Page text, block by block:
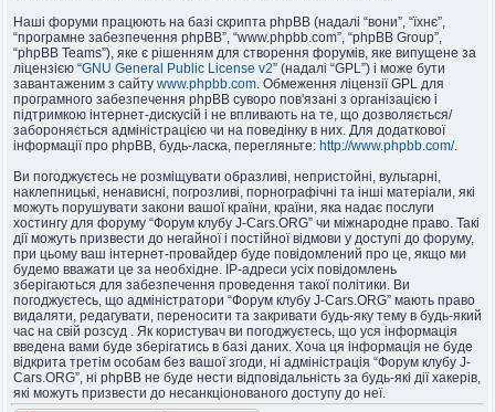
Наші форуми працюють на базі скрипта phpBB (надалі “вони”, “їхнє”,
“програмне забезпечення phpBB”, “www.phpbb.com”, “phpBB Group”,
“phpBB Teams”), яке є рішенням для створення форумів, яке випущене за
ліцензією “GNU General Public License v2” (надалі “GPL”) і може бути
завантаженим з сайту www.phpbb.com. Обмеження ліцензії GPL для
програмного забезпечення phpBB суворо пов'язані з організацією і
підтримкою інтернет-дискусій і не впливають на те, що дозволяється/
забороняється адміністрацією чи на поведінку в них. Для додаткової
інформації про phpBB, будь-ласка, перегляньте: http://www.phpbb.com/.
Ви погоджуєтесь не розміщувати образливі, непристойні, вульгарні,
наклепницькі, ненависні, погрозливі, порнографічні та інші матеріали, які
можуть порушувати закони вашої країни, країни, яка надає послуги
хостингу для форуму “Форум клубу J-Cars.ORG” чи міжнародне право. Такі
дії можуть призвести до негайної і постійної відмови у доступі до форуму,
при цьому ваш інтернет-провайдер буде повідомлений про це, якщо ми
будемо вважати це за необхідне. IP-адреси усіх повідомлень
зберігаються для забезпечення проведення такої політики. Ви
погоджуєтесь, що адміністратори “Форум клубу J-Cars.ORG” мають право
видаляти, редагувати, переносити та закривати будь-яку тему в будь-який
час на свій розсуд . Як користувач ви погоджуєтесь, що уся інформація
введена вами буде зберігатись в базі даних. Хоча ця інформація не буде
відкрита третім особам без вашої згоди, ні адміністрація “Форум клубу J-
Cars.ORG”, ні phpBB не буде нести відповідальність за будь-які дії хакерів,
які можуть призвести до несанкціонованого доступу до неї.